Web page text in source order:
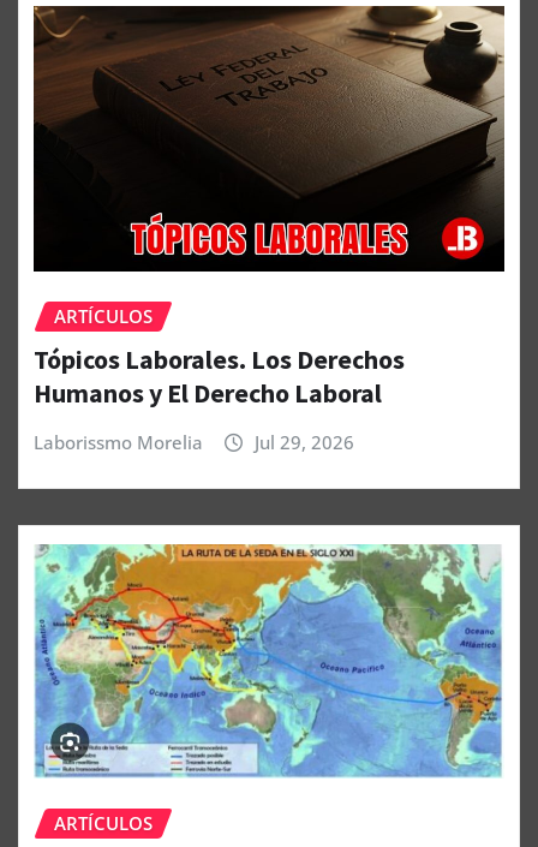
ARTÍCULOS
Tópicos Laborales. Los Derechos
Humanos y El Derecho Laboral
Laborissmo Morelia Jul 29, 2026
ARTÍCULOS